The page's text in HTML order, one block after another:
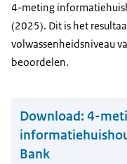
4-meting
(2025). Dit is het
volwassenheidsniveau
beoordelen.
Download: 4-
Bank